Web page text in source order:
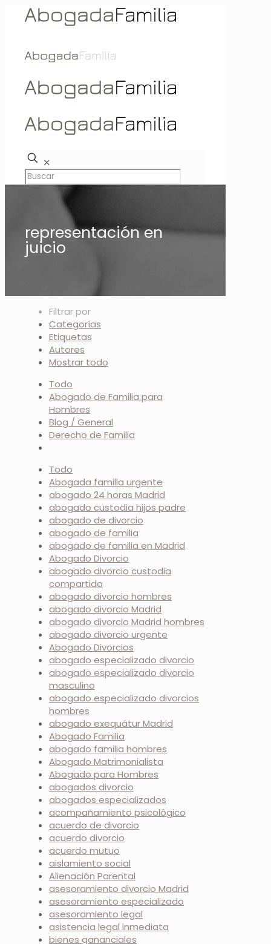
✕
representación en
juicio
Filtrar por
Categorías
Etiquetas
Autores
Mostrar todo
Todo
Abogado de Familia para
Hombres
Blog / General
Derecho de Familia
Todo
Abogada familia urgente
abogado 24 horas Madrid
abogado custodia hijos padre
abogado de divorcio
abogado de familia
abogado de familia en Madrid
Abogado Divorcio
abogado divorcio custodia
compartida
abogado divorcio hombres
abogado divorcio Madrid
abogado divorcio Madrid hombres
abogado divorcio urgente
Abogado Divorcios
abogado especializado divorcio
abogado especializado divorcio
masculino
abogado especializado divorcios
hombres
abogado exequátur Madrid
Abogado Familia
abogado familia hombres
Abogado Matrimonialista
Abogado para Hombres
abogados divorcio
abogados especializados
acompañamiento psicológico
acuerdo de divorcio
acuerdo divorcio
acuerdo mutuo
aislamiento social
Alienación Parental
asesoramiento divorcio Madrid
asesoramiento especializado
asesoramiento legal
asistencia legal inmediata
bienes gananciales